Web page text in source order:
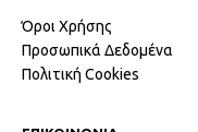
Όροι Χρήσης
Προσωπικά Δεδομένα
Πολιτική Cookies